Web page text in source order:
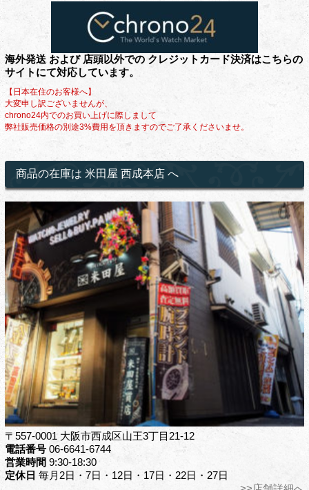
海外発送 および 店頭以外での クレジットカード決済はこちらの
サイトにて対応しています。
【日本在住のお客様へ】
大変申し訳ございませんが、
chrono24内でのお買い上げに際しまして
弊社販売価格の別途3%費用を頂きますのでご了承くださいませ。
商品の在庫は 米田屋 西成本店 へ
〒557-0001 大阪市西成区山王3丁目21-12
電話番号06-6641-6744
営業時間 9:30-18:30
定休日 毎月2日・7日・12日・17日・22日・27日